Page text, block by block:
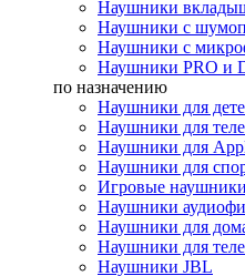
Наушники
Наушники с
Наушники с
Наушники PRO и
по назначению
Наушники для
Наушники для
Наушники для
Наушники для
Игровые наушники
Наушники
Наушники для
Наушники для
Наушники JBL